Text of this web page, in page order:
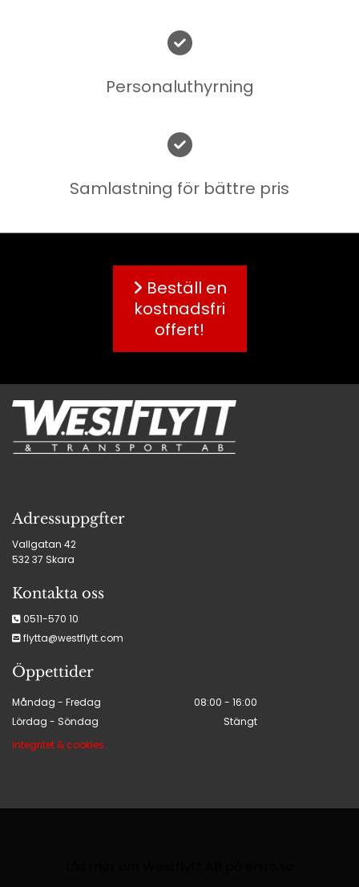

Personaluthyrning

Samlastning för bättre pris
Beställ en
kostnadsfri
offert!
Adressuppgfter
Vallgatan 42
532 37 Skara
Kontakta oss
 0511-570 10
 flytta@westflytt.com
Öppettider
Måndag - Fredag
08:00 - 16:00
Lördag - Söndag
Stängt
Integritet & cookies